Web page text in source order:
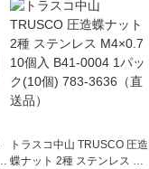
トラスコ中山 TRUSCO 圧造
蝶ナット 2種 ステンレス M4